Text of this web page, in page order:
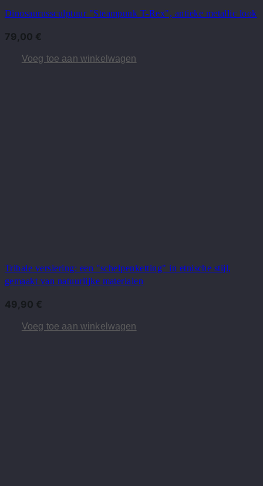
Dinosaurussculptuur "Steampunk T-Rex", antieke metallic look
79,00 €
Voeg toe aan winkelwagen
Tribale versiering: een "schelpenketting" in etnische stijl,
gemaakt van natuurlijke materialen
49,90 €
Voeg toe aan winkelwagen